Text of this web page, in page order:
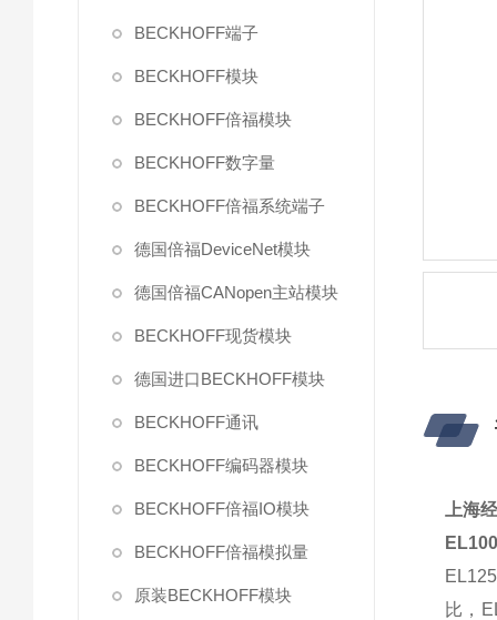
BECKHOFF端子
BECKHOFF模块
BECKHOFF倍福模块
BECKHOFF数字量
BECKHOFF倍福系统端子
德国倍福DeviceNet模块
德国倍福CANopen主站模块
BECKHOFF现货模块
德国进口BECKHOFF模块
BECKHOFF通讯
BECKHOFF编码器模块
BECKHOFF倍福IO模块
BECKHOFF倍福模拟量
原装BECKHOFF模块
上海
比，